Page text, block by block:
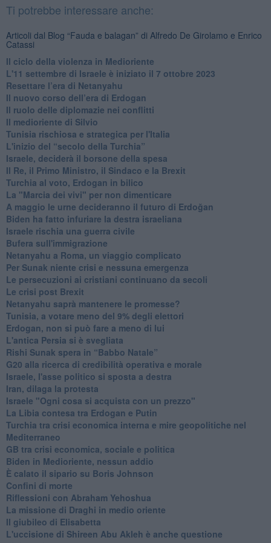
Ti potrebbe interessare anche:
Articoli dal Blog “Fauda e balagan” di Alfredo De Girolamo e Enrico
Catassi
Il ciclo della violenza in Medioriente
L'11 settembre di Israele è iniziato il 7 ottobre 2023
Resettare l’era di Netanyahu
​Il nuovo corso dell’era di Erdogan
Il ruolo delle diplomazie nei conflitti
Il medioriente di Silvio
Tunisia rischiosa e strategica per l'Italia
L'inizio del “secolo della Turchia”
Israele, deciderà il borsone della spesa
Il Re, il Primo Ministro, il Sindaco e la Brexit
Turchia al voto, Erdogan in bilico
La "Marcia dei vivi" per non dimenticare
A maggio le urne decideranno il futuro di Erdoğan
Biden ha fatto infuriare la destra israeliana
Israele rischia una guerra civile
Bufera sull'immigrazione
Netanyahu a Roma, un viaggio complicato
Per Sunak niente crisi e nessuna emergenza
Le persecuzioni ai cristiani continuano da secoli
Le crisi post Brexit
Netanyahu saprà mantenere le promesse?
Tunisia, a votare meno del 9% degli elettori
Erdogan, non si può fare a meno di lui
L'antica Persia si è svegliata
Rishi Sunak spera in “Babbo Natale”
G20 alla ricerca di credibilità operativa e morale
Israele, l'asse politico si sposta a destra
Iran, dilaga la protesta
Israele "Ogni cosa si acquista con un prezzo"
La Libia contesa tra Erdogan e Putin
Turchia tra crisi economica interna e mire geopolitiche nel
Mediterraneo
GB tra crisi economica, sociale e politica
Biden in Medioriente, nessun addio
È calato il sipario su Boris Johnson
Confini di morte
Riflessioni con Abraham Yehoshua
La missione di Draghi in medio oriente
Il giubileo di Elisabetta
L'uccisione di Shireen Abu Akleh è anche questione